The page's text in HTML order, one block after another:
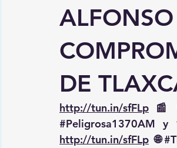
DE
http://tun.in/sfFLp 📰
#Peligrosa1370AM y
http://tun.in/sfFLp 🌐